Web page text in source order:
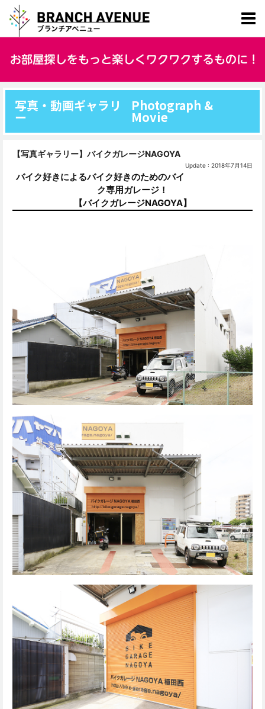
写真・動画ギャラリ
ー
Photograph &
Movie
【写真ギャラリー】バイクガレージNAGOYA
Update : 2018年7月14日
バイク好きによるバイク好きのためのバイ
ク専用ガレージ！
【バイクガレージNAGOYA】